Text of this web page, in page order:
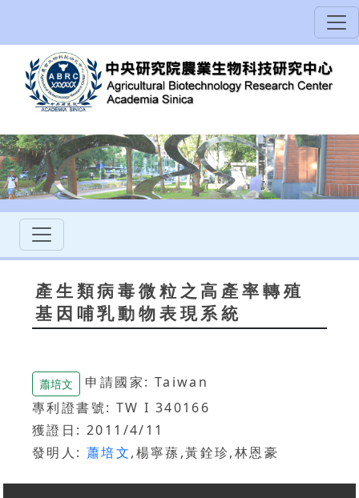
產生類病毒微粒之高產率轉殖
基因哺乳動物表現系統
蕭培文
申請國家: Taiwan
專利證書號: TW I 340166
獲證日: 2011/4/11
發明人: 蕭培文,楊寧蓀,黃銓珍,林恩豪